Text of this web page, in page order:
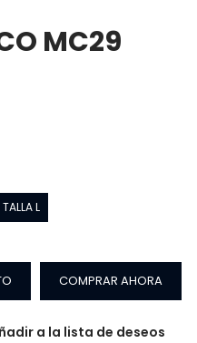
MC29
TALLA L
COMPRAR AHORA
a la lista de deseos